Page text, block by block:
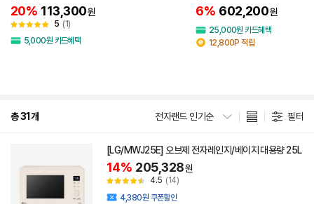
20% 113,300원
5 (1)
5,000원 카드혜택
6% 602,200원
25,000원 카드혜택
12,800P 적립
총 31개 전자랜드 인기순 필터
[LG/MWJ25E] 오브제 전자레인지/베이지 대용량 25L
14% 205,328원
4.5 (14)
4,380원 쿠폰할인